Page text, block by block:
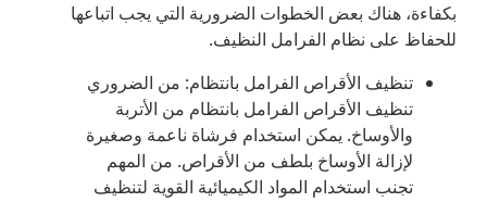
بكفاءة، هناك بعض الخطوات الضرورية التي يجب اتباعها
للحفاظ على نظام الفرامل النظيف.
تنظيف الأقراص الفرامل بانتظام: من الضروري
تنظيف الأقراص الفرامل بانتظام من الأتربة
والأوساخ. يمكن استخدام فرشاة ناعمة وصغيرة
لإزالة الأوساخ بلطف من الأقراص. من المهم
تجنب استخدام المواد الكيميائية القوية لتنظيف